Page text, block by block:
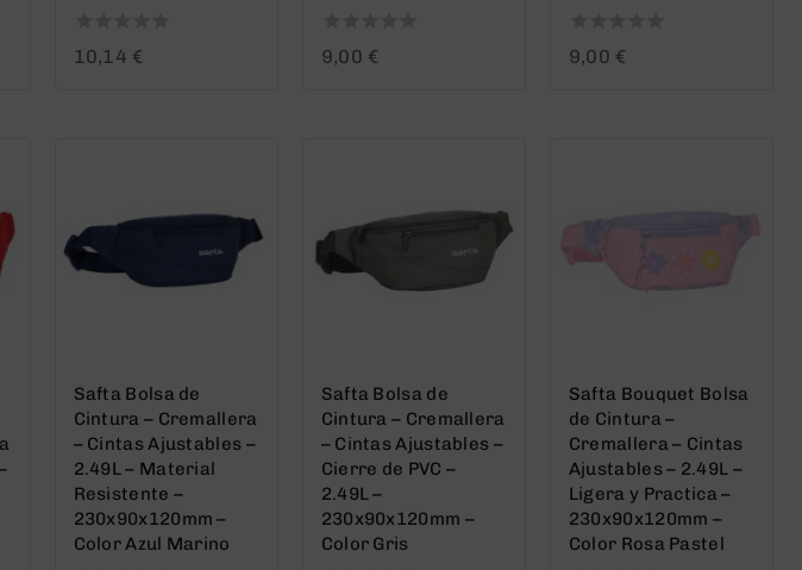
0
10,14 €
0
9,00 €
0
9,00 €
Safta Bolsa de
Cintura – Cremallera
– Cintas Ajustables –
2.49L – Material
Resistente –
230x90x120mm –
Color Azul Marino
Safta Bolsa de
Cintura – Cremallera
– Cintas Ajustables –
Cierre de PVC –
2.49L –
230x90x120mm –
Color Gris
Safta Bouquet Bolsa
de Cintura –
Cremallera – Cintas
Ajustables – 2.49L –
Ligera y Practica –
230x90x120mm –
Color Rosa Pastel